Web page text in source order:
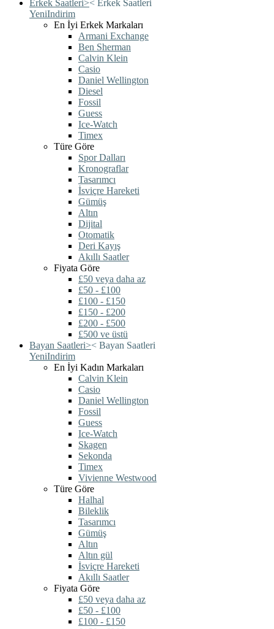
Erkek Saatleri>< Erkek Saatleri
YeniIndirim
En İyi Erkek Markaları
Armani Exchange
Ben Sherman
Calvin Klein
Casio
Daniel Wellington
Diesel
Fossil
Guess
Ice-Watch
Timex
Türe Göre
Spor Dalları
Kronograflar
Tasarımcı
İsviçre Hareketi
Gümüş
Altın
Dijital
Otomatik
Deri Kayış
Akıllı Saatler
Fiyata Göre
£50 veya daha az
£50 - £100
£100 - £150
£150 - £200
£200 - £500
£500 ve üstü
Bayan Saatleri>< Bayan Saatleri
YeniIndirim
En İyi Kadın Markaları
Calvin Klein
Casio
Daniel Wellington
Fossil
Guess
Ice-Watch
Skagen
Sekonda
Timex
Vivienne Westwood
Türe Göre
Halhal
Bileklik
Tasarımcı
Gümüş
Altın
Altın gül
İsviçre Hareketi
Akıllı Saatler
Fiyata Göre
£50 veya daha az
£50 - £100
£100 - £150